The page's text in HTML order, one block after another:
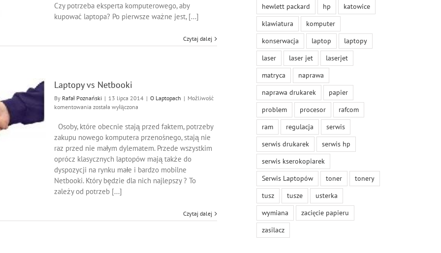
Czy potrzeba eksperta komputerowego, aby
kupować laptopa? Po pierwsze ważne jest, [...]
Czytaj dalej
Laptopy vs Netbooki
By Rafał Poznański | 13 lipca 2014 | O Laptopach | Możliwość
komentowania Laptopy
Netbooki
została wyłączona
Osoby, które obecnie stają przed faktem, potrzeby
zakupu nowego komputera przenośnego, stają nie
raz przed nie małym dylematem. Przede wszystkim
oprócz klasycznych laptopów mają także do
dyspozycji na rynku małe i bardzo mobilne
Netbooki. Który będzie dla nich najlepszy ? To
zależy od potrzeb [...]
Czytaj dalej
hewlett packard
hp
katowice
klawiatura
komputer
konserwacja
laptop
laptopy
laser
laser jet
laserjet
matryca
naprawa
naprawa drukarek
papier
problem
procesor
rafcom
ram
regulacja
serwis
serwis drukarek
serwis hp
serwis kserokopiarek
Serwis Laptopów
toner
tonery
tusz
tusze
usterka
wymiana
zacięcie papieru
zasilacz